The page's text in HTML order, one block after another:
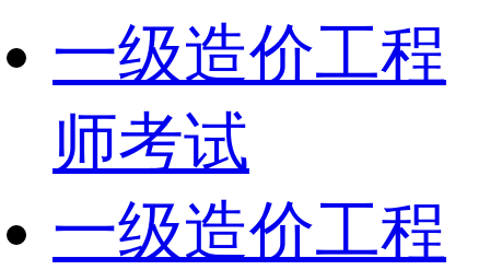
一级造价工程
师考试
一级造价工程